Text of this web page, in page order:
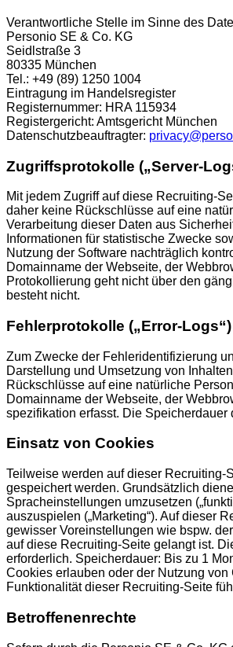
Verantwortliche Stelle im Sinne des
Personio SE & Co. KG
Seidlstraße 3
80335 München
Tel.: +49 (89) 1250 1004
Eintragung im Handelsregister
Registernummer: HRA 115934
Registergericht: Amtsgericht München
Datenschutzbeauftragter:
Zugriffsprotokolle („Server-
Mit jedem Zugriff auf diese Recruiting-
daher keine Rückschlüsse auf eine
Verarbeitung dieser Daten aus
Informationen für statistische Zwecke
Nutzung der Software nachträglich
Domainname der Webseite, der
Protokollierung geht nicht über den
besteht nicht.
Fehlerprotokolle („Error-Logs“)
Zum Zwecke der Fehleridentifizierung
Darstellung und Umsetzung von
Rückschlüsse auf eine natürliche
Domainname der Webseite, der
spezifikation erfasst. Die
Einsatz von Cookies
Teilweise werden auf dieser Recruiting-
gespeichert werden. Grundsätzlich
Spracheinstellungen umzusetzen
auszuspielen („Marketing“). Auf dieser
gewisser Voreinstellungen wie bspw.
auf diese Recruiting-Seite gelangt ist.
erforderlich. Speicherdauer: Bis zu 1
Cookies erlauben oder der Nutzung
Funktionalität dieser Recruiting-Seite
Betroffenenrechte